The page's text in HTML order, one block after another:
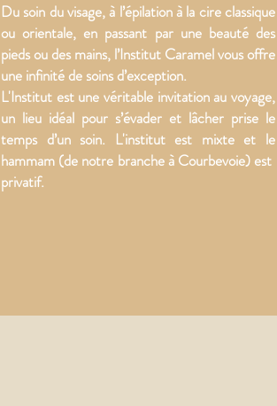
Du soin du visage, à l’épilation à la cire classique
ou orientale, en passant par une beauté des
pieds ou des mains, l’Institut Caramel vous offre
une infinité de soins d’exception.
L'Institut est une véritable invitation au voyage,
un lieu idéal pour s’évader et lâcher prise le
temps d’un soin. L'institut est mixte et le
hammam (de notre branche à Courbevoie) est
privatif.